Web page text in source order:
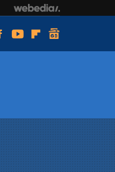
FacebookYoutubeFlipboard